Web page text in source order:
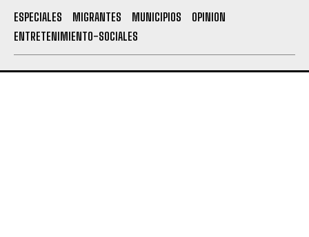
ESPECIALES MIGRANTES MUNICIPIOS
OPINION
ENTRETENIMIENTO-SOCIALES